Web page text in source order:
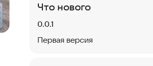
Что нового
Версия:
0.0.1
Первая версия